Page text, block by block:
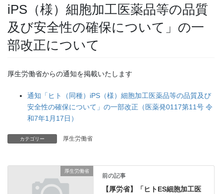
iPS（様）細胞加工医薬品等の品質
及び安全性の確保について」の一
部改正について
厚生労働省からの通知を掲載いたします
通知「ヒト（同種）iPS（様）細胞加工医薬品等の品質及び
安全性の確保について」の一部改正（医薬発0117第11号 令
和7年1月17日）
カテゴリー 厚生労働省
厚生労働省
前の記事
【厚労省】「ヒトES細胞加工医